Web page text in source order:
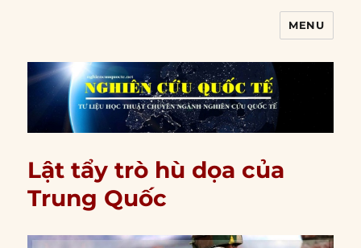
MENU
Lật tẩy trò hù dọa của
Trung Quốc